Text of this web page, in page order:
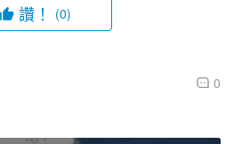
讚！ (0)
0